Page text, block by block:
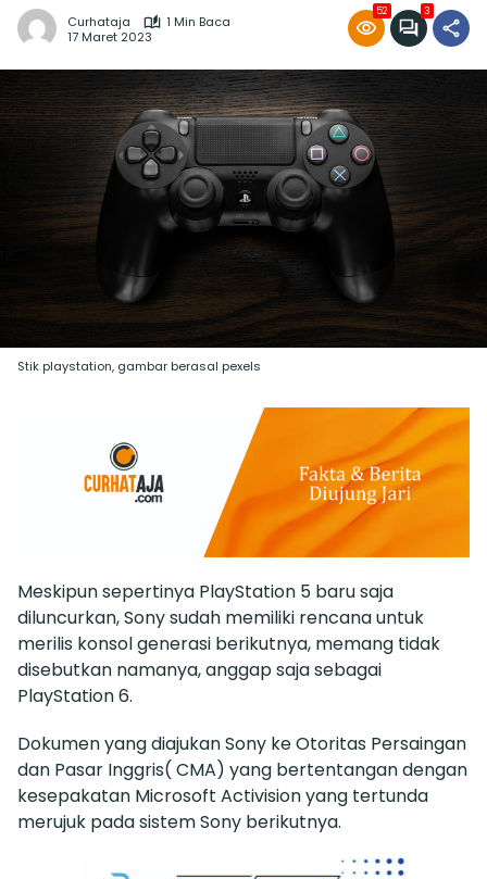
Curhataja
1 Min Baca
17 Maret 2023
52 3
Stik playstation, gambar berasal pexels
Meskipun sepertinya PlayStation 5 baru saja
diluncurkan, Sony sudah memiliki rencana untuk
merilis konsol generasi berikutnya, memang tidak
disebutkan namanya, anggap saja sebagai
PlayStation 6.
Dokumen yang diajukan Sony ke Otoritas Persaingan
dan Pasar Inggris( CMA) yang bertentangan dengan
kesepakatan Microsoft Activision yang tertunda
merujuk pada sistem Sony berikutnya.